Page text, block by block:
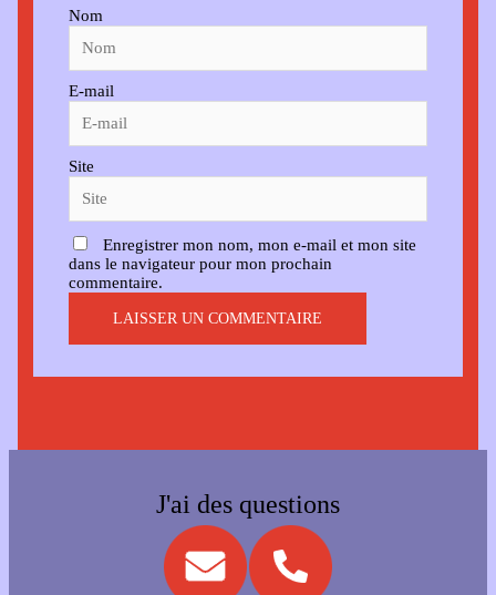
Nom
E-mail
Site
Enregistrer mon nom, mon e-mail et mon site
dans le navigateur pour mon prochain
commentaire.
J'ai des questions